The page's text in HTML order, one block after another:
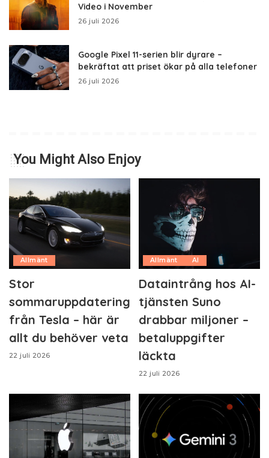
Video i November
26 juli 2026
Google Pixel 11-serien blir dyrare –
bekräftat att priset ökar på alla telefoner
26 juli 2026
You Might Also Enjoy
Allmänt
Stor
sommaruppdatering
från Tesla – här är
allt du behöver veta
22 juli 2026
Allmänt AI
Dataintrång hos AI-
tjänsten Suno
drabbar miljoner –
betaluppgifter
läckta
22 juli 2026